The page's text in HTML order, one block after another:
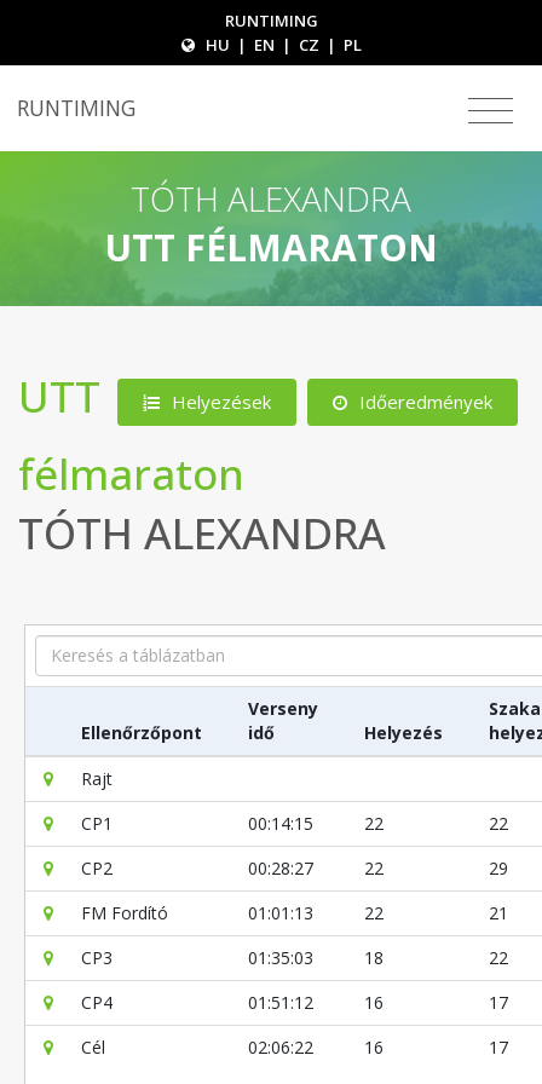
RUNTIMING
HU | EN | CZ | PL
RUNTIMING
TÓTH ALEXANDRA
UTT FÉLMARATON
Helyezések Időeredmények
UTT
félmaraton
TÓTH ALEXANDRA
Search
Ellenőrzőpont
Verseny
idő
Helyezés
Rajt
CP1
00:14:15 22
22
CP2
00:28:27 22
29
FM Fordító
01:01:13 22
21
CP3
01:35:03 18
22
CP4
01:51:12 16
17
Cél
02:06:22 16 17